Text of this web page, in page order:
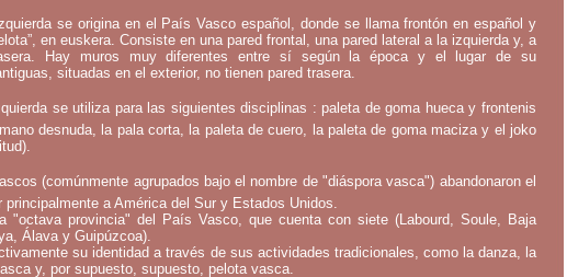
se origina en el País Vasco español, donde se llama frontón en español y
en euskera. Consiste en una pared frontal, una pared lateral a la izquierda y, a
Hay muros muy diferentes entre sí según la época y el lugar de su
situadas en el exterior, no tienen pared trasera.
se utiliza para las siguientes disciplinas : paleta de goma hueca y frontenis
desnuda, la pala corta, la paleta de cuero, la paleta de goma maciza y el joko
(comúnmente agrupados bajo el nombre de "diáspora vasca") abandonaron el
principalmente a América del Sur y Estados Unidos.
"octava provincia" del País Vasco, que cuenta con siete (Labourd, Soule, Baja
Álava y Guipúzcoa).
su identidad a través de sus actividades tradicionales, como la danza, la
y, por supuesto, supuesto, pelota vasca.